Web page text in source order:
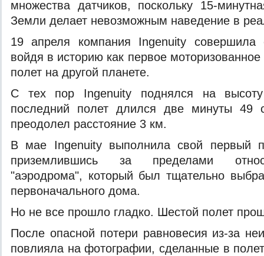
множества датчиков, поскольку 15-
Земли делает невозможным наведение в
19 апреля компания Ingenuity совершила
войдя в историю как первое
полет на другой планете.
С тех пор Ingenuity поднялся на
последний полет длился две минуты 49
преодолел расстояние 3 км.
В мае Ingenuity выполнила свой первый
приземлившись за пределами
"аэродрома", который был тщательно
первоначального дома.
Но не все прошло гладко. Шестой полет
После опасной потери равновесия из-за
повлияла на фотографии, сделанные в